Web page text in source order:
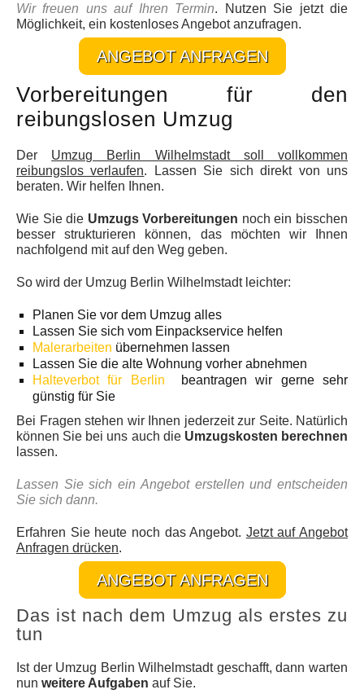
Wir freuen uns auf Ihren Termin. Nutzen Sie jetzt die
Möglichkeit, ein kostenloses Angebot anzufragen.
ANGEBOT ANFRAGEN
Vorbereitungen für den
reibungslosen Umzug
Der Umzug Berlin Wilhelmstadt soll vollkommen
reibungslos verlaufen. Lassen Sie sich direkt von uns
beraten. Wir helfen Ihnen.
Wie Sie die Umzugs Vorbereitungen noch ein bisschen
besser strukturieren können, das möchten wir Ihnen
nachfolgend mit auf den Weg geben.
So wird der Umzug Berlin Wilhelmstadt leichter:
Planen Sie vor dem Umzug alles
Lassen Sie sich vom Einpackservice helfen
Malerarbeiten übernehmen lassen
Lassen Sie die alte Wohnung vorher abnehmen
Halteverbot für Berlin beantragen wir gerne sehr
günstig für Sie
Bei Fragen stehen wir Ihnen jederzeit zur Seite. Natürlich
können Sie bei uns auch die Umzugskosten berechnen
lassen.
Lassen Sie sich ein Angebot erstellen und entscheiden
Sie sich dann.
Erfahren Sie heute noch das Angebot. Jetzt auf Angebot
Anfragen drücken.
ANGEBOT ANFRAGEN
Das ist nach dem Umzug als erstes zu
tun
Ist der Umzug Berlin Wilhelmstadt geschafft, dann warten
nun weitere Aufgaben auf Sie.